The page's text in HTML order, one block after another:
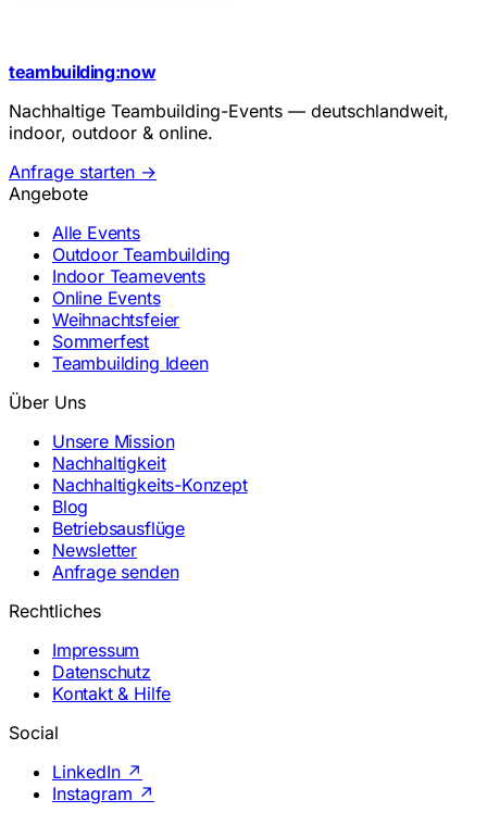
teambuilding:now
Nachhaltige Teambuilding-Events — deutschlandweit,
indoor, outdoor & online.
Anfrage starten →
Angebote
Alle Events
Outdoor Teambuilding
Indoor Teamevents
Online Events
Weihnachtsfeier
Sommerfest
Teambuilding Ideen
Über Uns
Unsere Mission
Nachhaltigkeit
Nachhaltigkeits-Konzept
Blog
Betriebsausflüge
Newsletter
Anfrage senden
Rechtliches
Impressum
Datenschutz
Kontakt & Hilfe
Social
LinkedIn ↗
Instagram ↗